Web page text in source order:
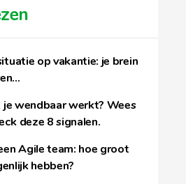
op vakantie: je brein
je wendbaar werkt? Wees
deze 8 signalen.
Agile team: hoe groot
hebben?